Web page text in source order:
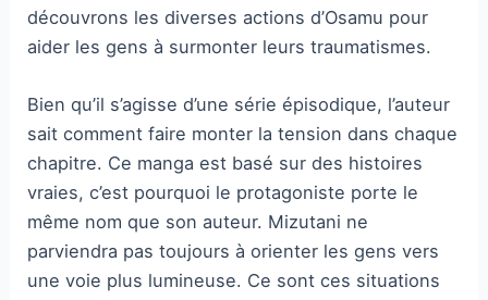
découvrons les diverses actions d’Osamu pour
aider les gens à surmonter leurs traumatismes.
Bien qu’il s’agisse d’une série épisodique, l’auteur
sait comment faire monter la tension dans chaque
chapitre. Ce manga est basé sur des histoires
vraies, c’est pourquoi le protagoniste porte le
même nom que son auteur. Mizutani ne
parviendra pas toujours à orienter les gens vers
une voie plus lumineuse. Ce sont ces situations